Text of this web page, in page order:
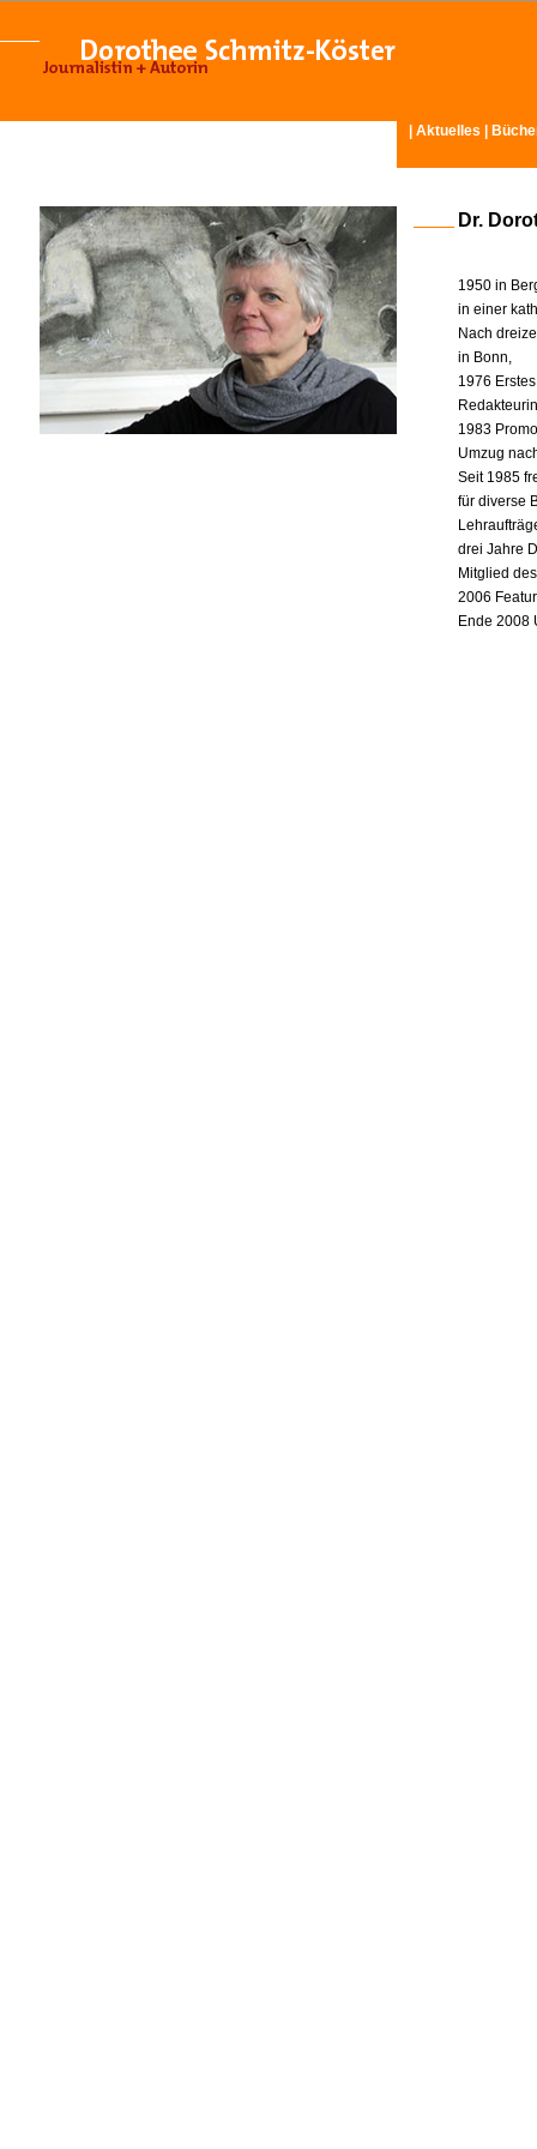
Aktuelles
Dr.
1950 in
in einer
Nach
in Bonn,
1976
1983
Umzug
Seit 1985
für diverse
drei Jahre
Mitglied
2006
Ende 2008